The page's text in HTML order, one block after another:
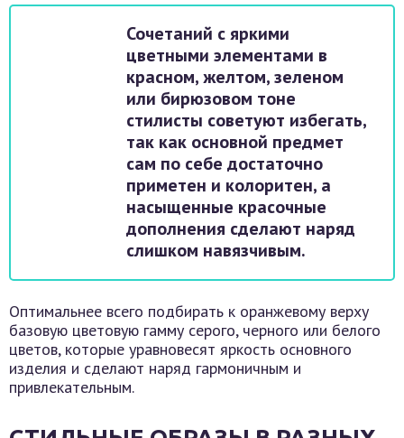
Сочетаний с яркими
цветными элементами в
красном, желтом, зеленом
или бирюзовом тоне
стилисты советуют избегать,
так как основной предмет
сам по себе достаточно
приметен и колоритен, а
насыщенные красочные
дополнения сделают наряд
слишком навязчивым.
Оптимальнее всего подбирать к оранжевому верху
базовую цветовую гамму серого, черного или белого
цветов, которые уравновесят яркость основного
изделия и сделают наряд гармоничным и
привлекательным.